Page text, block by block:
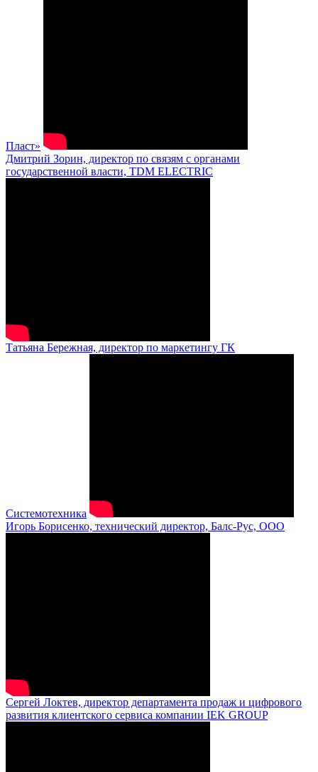
Пласт»
Дмитрий Зорин, директор по связям с органами
государственной власти, TDM ELECTRIC
Татьяна Бережная, директор по маркетингу ГК
Системотехника
Игорь Борисенко, технический директор, Балс-Рус, ООО
Сергей Локтев, директор департамента продаж и цифрового
развития клиентского сервиса компании IEK GROUP